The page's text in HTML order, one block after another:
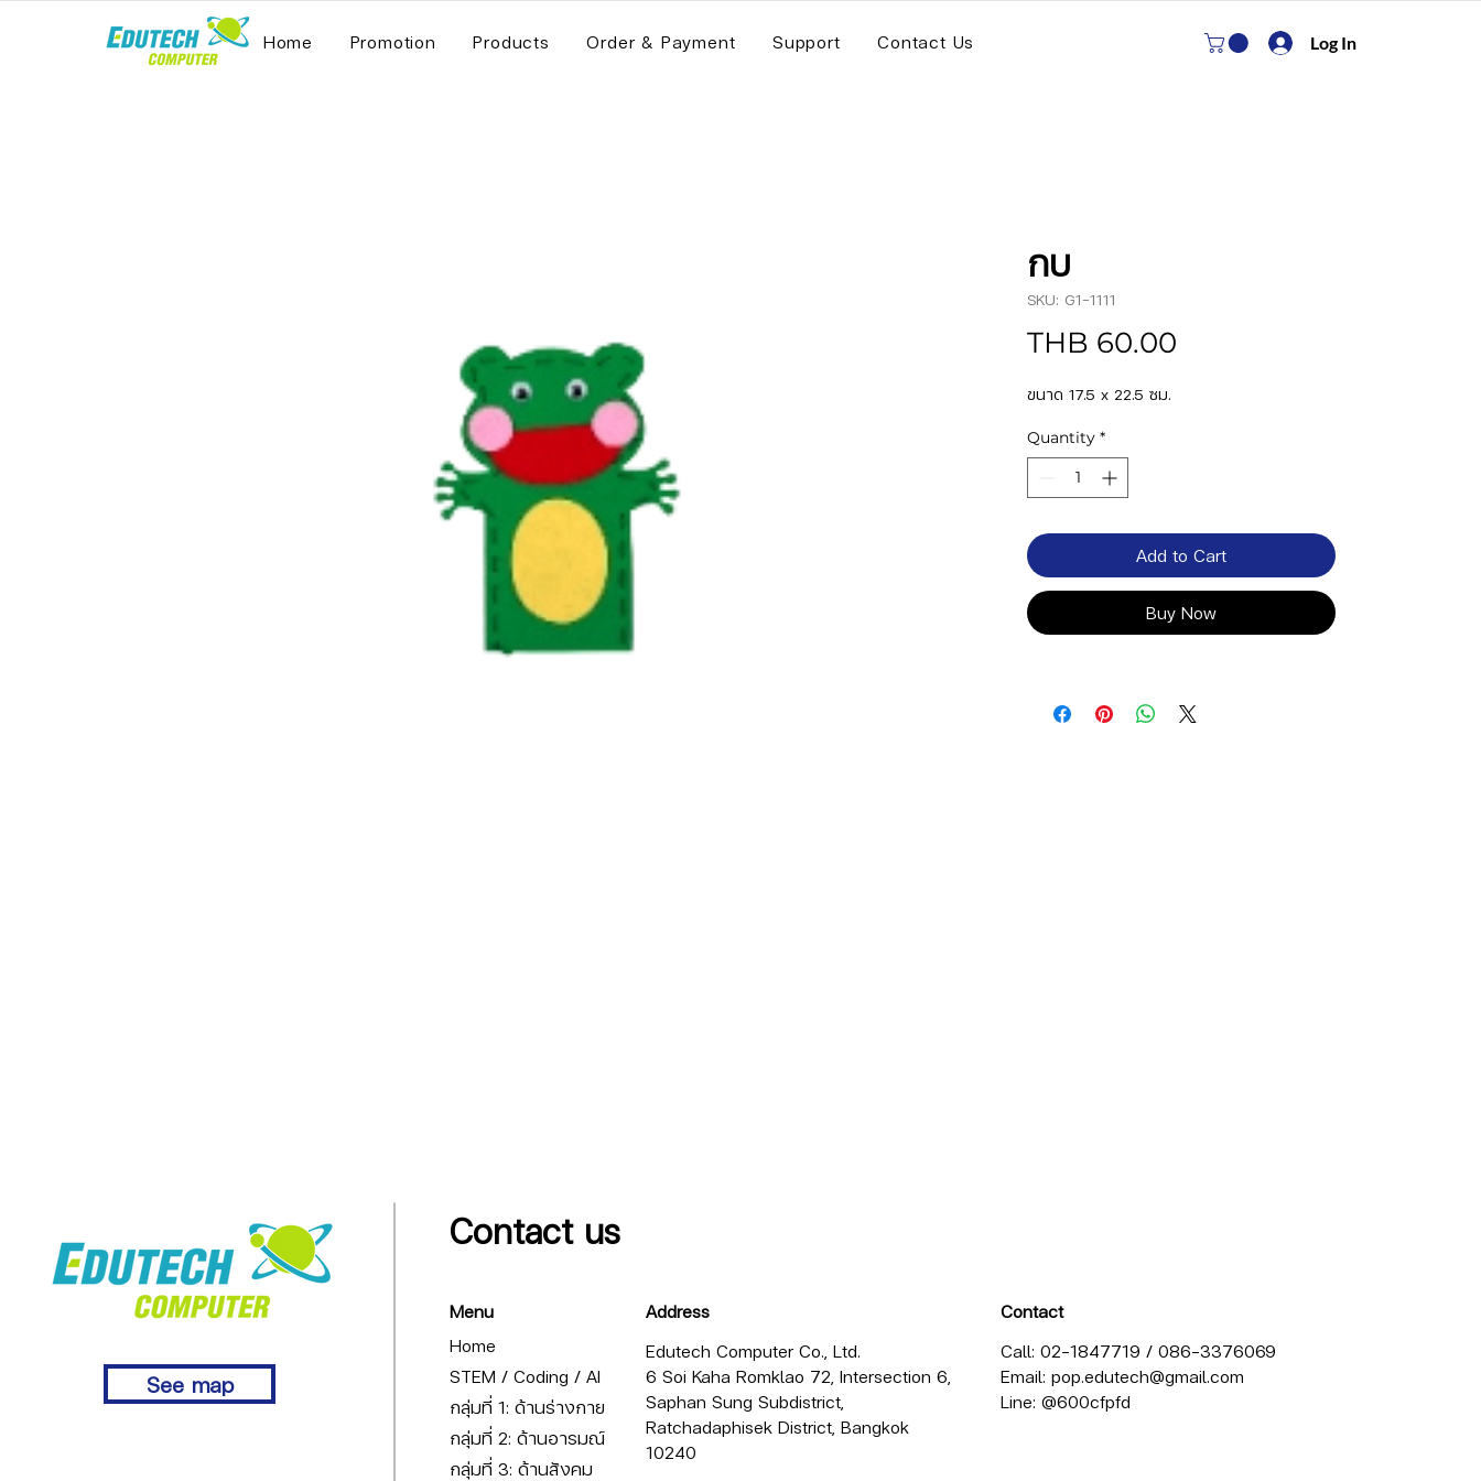
Home Promotion Products Order & Payment Support Contact Us Log In
กบ
SKU: G1-1111
THB 60.00
ขนาด 17.5 x 22.5 ซม.
Quantity *
Add to Cart
Buy Now
Contact us
See map
Menu
Home
STEM / Coding / AI
กลุ่มที่ 1: ด้านร่างกาย
กลุ่มที่ 2: ด้านอารมณ์
กลุ่มที่ 3: ด้านสังคม
Address
Edutech Computer Co., Ltd.
6 Soi Kaha Romklao 72, Intersection 6,
Saphan Sung Subdistrict,
Ratchadaphisek District, Bangkok
10240
Contact
Call: 02-1847719 / 086-3376069
Email: pop.edutech@gmail.com
Line: @600cfpfd